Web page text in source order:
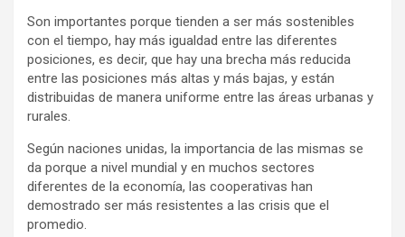
Son importantes porque tienden a ser más sostenibles
con el tiempo, hay más igualdad entre las diferentes
posiciones, es decir, que hay una brecha más reducida
entre las posiciones más altas y más bajas, y están
distribuidas de manera uniforme entre las áreas urbanas y
rurales.
Según naciones unidas, la importancia de las mismas se
da porque a nivel mundial y en muchos sectores
diferentes de la economía, las cooperativas han
demostrado ser más resistentes a las crisis que el
promedio.